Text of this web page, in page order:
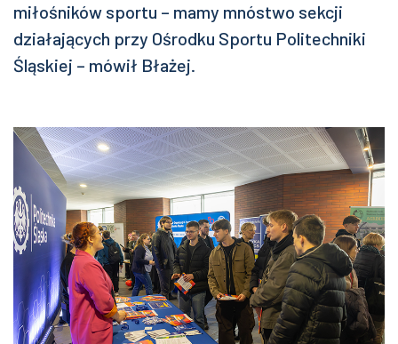
miłośników sportu – mamy mnóstwo sekcji
działających przy Ośrodku Sportu Politechniki
Śląskiej – mówił Błażej.